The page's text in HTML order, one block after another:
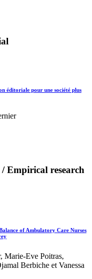
éditoriale pour une société plus
Empirical research
of Ambulatory Care Nurses
Marie-Eve Poitras,
Berbiche et Vanessa